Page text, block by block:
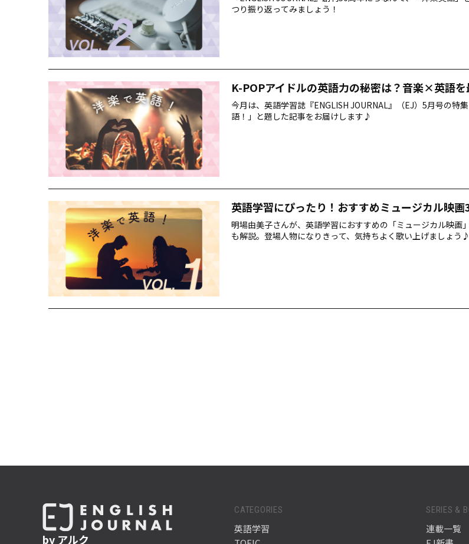
つり振り返ってみましょう！
K-POPアイドルの英語力の秘密は？音楽×英語を
今月は、英語学習誌『ENGLISH JOURNAL』（EJ）5月号の特
語！」と題した記事をお届けします♪
英語学習にぴったり！おすすめミュージカル映
明場由美子さんが、英語学習におすすめの「ミュージカル映画
も解説。登場人物になりきって、気持ちよく歌い上げましょう♪
by アルク
CATEGORIES
英語学習
SERIES &
連載一覧